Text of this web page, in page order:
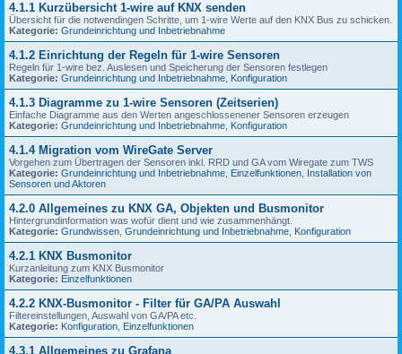
4.1.1 Kurzübersicht 1-wire auf KNX senden
Übersicht für die notwendingen Schritte, um 1-wire Werte auf den KNX Bus zu schicken.
Kategorie: Grundeinrichtung und Inbetriebnahme
4.1.2 Einrichtung der Regeln für 1-wire Sensoren
Regeln für 1-wire bez. Auslesen und Speicherung der Sensoren festlegen
Kategorie: Grundeinrichtung und Inbetriebnahme Konfiguration
4.1.3 Diagramme zu 1-wire Sensoren (Zeitserien)
Einfache Diagramme aus den Werten angeschlossenener Sensoren erzeugen
Kategorie: Grundeinrichtung und Inbetriebnahme Konfiguration
4.1.4 Migration vom WireGate Server
Vorgehen zum Übertragen der Sensoren inkl. RRD und GA vom Wiregate zum TWS
Kategorie: Grundeinrichtung und Inbetriebnahme Einzelfunktionen Installation von
Sensoren und Aktoren
4.2.0 Allgemeines zu KNX GA, Objekten und Busmonitor
Hintergrundinformation was wofür dient und wie zusammenhängt.
Kategorie: Grundwissen Grundeinrichtung und Inbetriebnahme Konfiguration
4.2.1 KNX Busmonitor
Kurzanleitung zum KNX Busmonitor
Kategorie: Einzelfunktionen
4.2.2 KNX-Busmonitor - Filter für GA/PA Auswahl
Filtereinstellungen, Auswahl von GA/PA etc.
Kategorie: Konfiguration Einzelfunktionen
4.3.1 Allgemeines zu Grafana